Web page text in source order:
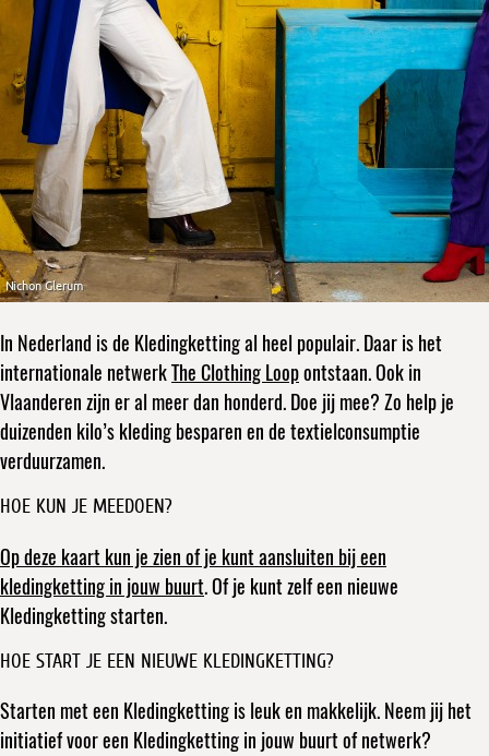
In Nederland is de Kledingketting al heel populair. Daar is het
internationale netwerkThe Clothing Loopontstaan. Ook in
Vlaanderen zijn er al meer dan honderd. Doe jij mee? Zo help je
duizenden kilo’s kleding besparen en de textielconsumptie
verduurzamen.
HOE KUN JE MEEDOEN?
Op deze kaart kun je zien of je kunt aansluiten bij een
kledingketting in jouw buurt. Of je kunt zelf een nieuwe
Kledingketting starten.
HOE START JE EEN NIEUWE KLEDINGKETTING?
Starten met een Kledingketting is leuk en makkelijk. Neem jij het
initiatief voor een Kledingketting in jouw buurt of netwerk?